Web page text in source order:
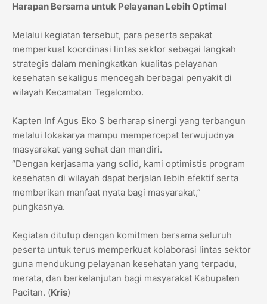
Harapan Bersama untuk Pelayanan Lebih Optimal
Melalui kegiatan tersebut, para peserta sepakat
memperkuat koordinasi lintas sektor sebagai langkah
strategis dalam meningkatkan kualitas pelayanan
kesehatan sekaligus mencegah berbagai penyakit di
wilayah Kecamatan Tegalombo.
Kapten Inf Agus Eko S berharap sinergi yang terbangun
melalui lokakarya mampu mempercepat terwujudnya
masyarakat yang sehat dan mandiri.
“Dengan kerjasama yang solid, kami optimistis program
kesehatan di wilayah dapat berjalan lebih efektif serta
memberikan manfaat nyata bagi masyarakat,”
pungkasnya.
Kegiatan ditutup dengan komitmen bersama seluruh
peserta untuk terus memperkuat kolaborasi lintas sektor
guna mendukung pelayanan kesehatan yang terpadu,
merata, dan berkelanjutan bagi masyarakat Kabupaten
Pacitan. (Kris)